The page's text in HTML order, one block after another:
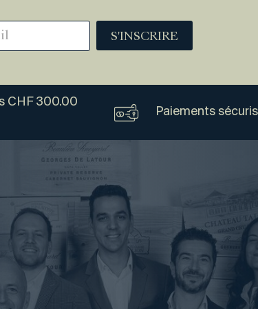
S'INSCRIRE
CHF 300.00
Paiements
Vogel
Vins